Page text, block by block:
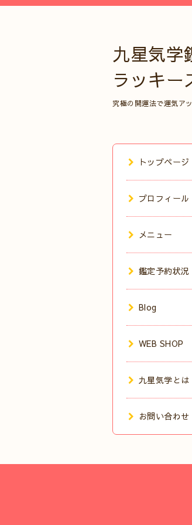
九星気学
ラッキー
究極の開運法で運気ア
トップページ
プロフィール
メニュー
鑑定予約状況
Blog
WEB SHOP
九星気学とは
お問い合わせ